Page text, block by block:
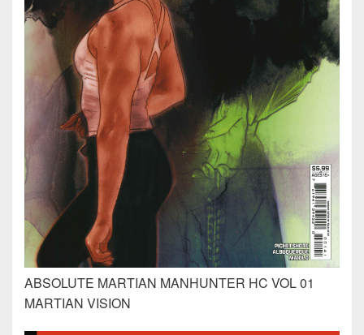
ABSOLUTE MARTIAN MANHUNTER HC VOL 01
MARTIAN VISION